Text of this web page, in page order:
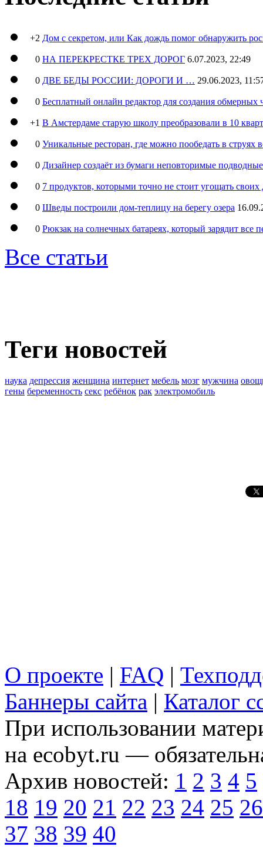
+2 Дом с секретом, или Как дождь помог обнаружить
0 НА ПЕРЕКРЕСТКЕ ТРЕХ ДОРОГ 6.07.2023, 22:49
0 ДВЕ БЕДЫ РОССИИ: ДОРОГИ И … 29.06.2023,
0 Бесплатный онлайн редактор для создания обмерных
+1 В Амстердаме старую школу преобразовали в 10
0 Уникальные ресторан, где можно пообедать в струях
0 Дизайнер создаёт из бумаги неповторимые
0 7 продуктов, которыми точно не стоит угощать
0 Шведы построили дом-теплицу на берегу озера
0 Рюкзак на солнечных батареях, который зарядит все
Все статьи
Теги новостей
наука депрессия женщина интернет мебель мозг мужчина
гены беременность секс ребёнок рак электромобиль
О проекте | FAQ |
Баннеры сайта | Каталог
При использовании
на ecobyt.ru —
Архив новостей: 1 2 3 4 5
18 19 20 21 22 23 24 25 26
37 38 39 40